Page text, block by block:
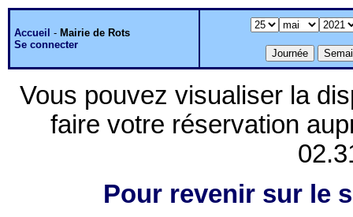
Accueil - Mairie de Rots
Se connecter
Vous pouvez visualiser la
faire votre réservation
Pour revenir sur le